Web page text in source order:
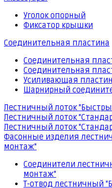
Уголок опорный
Фиксатор крышки
Соединительная пластина
Соединительная
Соединительная
Усиливающая
Шарнирный
Лестничный лоток
Лестничный лоток
Лестничный лоток
Фасонные изделия
монтаж"
Соединители
монтаж"
Т-отвод лестничный